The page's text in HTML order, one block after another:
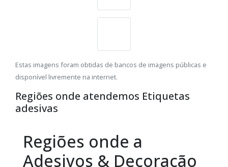
Estas imagens foram obtidas de bancos de imagens públicas e
disponível livremente na internet.
Regiões onde atendemos Etiquetas
adesivas
Regiões onde a
Adesivos & Decoração